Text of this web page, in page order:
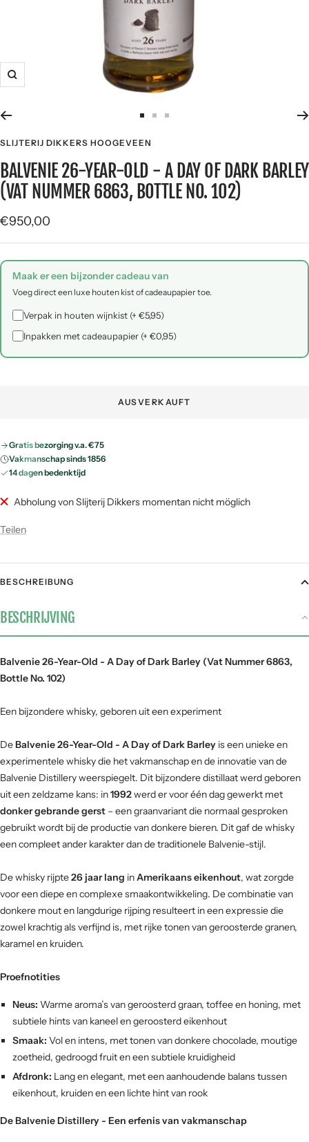
Zoom
Slide
gehen
gehengehen
SLIJTERIJ DIKKERS HOOGEVEEN
BALVENIE 26-YEAR-OLD - A DAY OF DARK BARLEY
(VAT NUMMER 6863, BOTTLE NO. 102)
Angebotspreis
€950,00
Maak er een bijzonder cadeau van
Voeg direct een luxe houten kist of cadeaupapier toe.
Verpak in houten wijnkist (+ €5,95)
Inpakken met cadeaupapier (+ €0,95)
AUSVERKAUFT
Gratis bezorging v.a. €75
Vakmanschap sinds 1856
14 dagen bedenktijd
Abholung von Slijterij Dikkers momentan nicht möglich
Teilen
BESCHREIBUNG
BESCHRIJVING
Balvenie 26-Year-Old - A Day of Dark Barley (Vat Nummer 6863,
Bottle No. 102)
Een bijzondere whisky, geboren uit een experiment
DeBalvenie 26-Year-Old - A Day of Dark Barley is een unieke en
experimentele whisky die het vakmanschap en de innovatie van de
Balvenie Distillery weerspiegelt. Dit bijzondere distillaat werd geboren
uit een zeldzame kans: in1992werd er voor één dag gewerkt met
donker gebrande gerst – een graanvariant die normaal gesproken
gebruikt wordt bij de productie van donkere bieren. Dit gaf de whisky
een compleet ander karakter dan de traditionele Balvenie-stijl.
De whisky rijpte26 jaar lang inAmerikaans eikenhout, wat zorgde
voor een diepe en complexe smaakontwikkeling. De combinatie van
donkere mout en langdurige rijping resulteert in een expressie die
zowel krachtig als verfijnd is, met rijke tonen van geroosterde granen,
karamel en kruiden.
Proefnotities
Neus: Warme aroma’s van geroosterd graan, toffee en honing, met
subtiele hints van kaneel en geroosterd eikenhout
Smaak: Vol en intens, met tonen van donkere chocolade, moutige
zoetheid, gedroogd fruit en een subtiele kruidigheid
Afdronk: Lang en elegant, met een aanhoudende balans tussen
eikenhout, kruiden en een lichte hint van rook
De Balvenie Distillery - Een erfenis van vakmanschap